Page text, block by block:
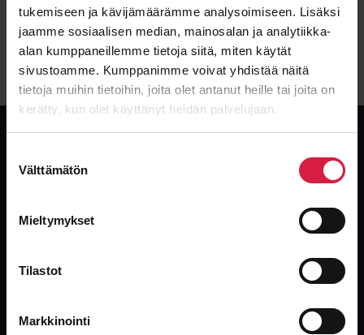
tukemiseen ja kävijämäärämme analysoimiseen. Lisäksi
jaamme sosiaalisen median, mainosalan ja analytiikka-
alan kumppaneillemme tietoja siitä, miten käytät
sivustoamme. Kumppanimme voivat yhdistää näitä
tietoja muihin tietoihin, joita olet antanut heille tai joita on
kerätty, kun olet käyttänyt heidän palvelujaan.
valinta
Välttämätön
Mieltymykset
Tilastot
Markkinointi
View details